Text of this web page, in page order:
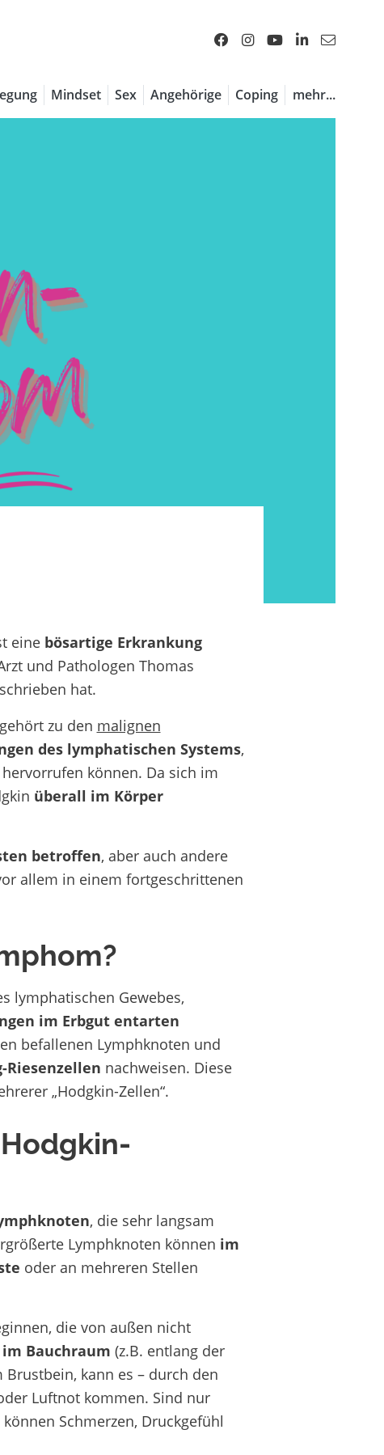
Mindset Sex Angehörige Coping mehr...
eine bösartige Erkrankung
und Pathologen Thomas
hat.
zu den malignen
des lymphatischen Systems,
können. Da sich im
überall im Körper
betroffen, aber auch andere
allem in einem fortgeschrittenen
lymphatischen Gewebes,
im Erbgut entarten
befallenen Lymphknoten und
Riesenzellen nachweisen. Diese
„Hodgkin-Zellen“.
, die sehr langsam
Lymphknoten können im
oder an mehreren Stellen
die von außen nicht
Bauchraum (z.B. entlang der
kann es – durch den
Luftnot kommen. Sind nur
Schmerzen, Druckgefühl